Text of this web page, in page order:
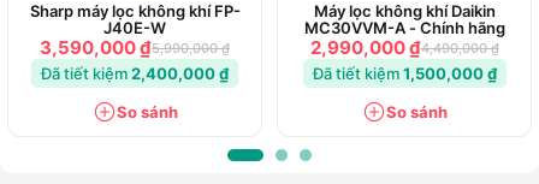
Sharp máy lọc không khí FP-
J40E-W
3,590,000 ₫5,990,000 ₫
Đã tiết kiệm2,400,000 ₫
So sánh
Máy lọc không khí Daikin
MC30VVM-A - Chính hãng
2,990,000 ₫4,490,000 ₫
Đã tiết kiệm1,500,000 ₫
So sánh